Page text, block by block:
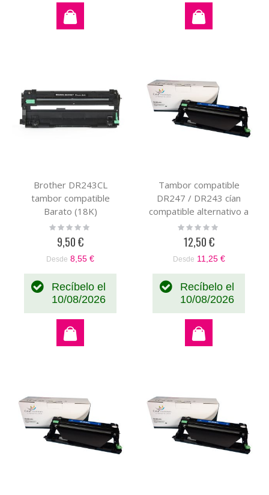
Brother DR243CL
tambor compatible
Barato (18K)
Rating:
9,50 €
Desde 8,55 €
Recíbelo el
10/08/2026
Tambor compatible
DR247 / DR243 cían
compatible alternativo a
Brother DR-247 / DR-
243
Rating:
12,50 €
Desde 11,25 €
Recíbelo el
10/08/2026